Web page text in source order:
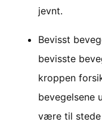
jevnt.
Bevisst
bevisste
kroppen
bevegelsene
være til